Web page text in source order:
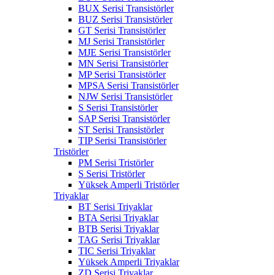
BUX Serisi Transistörler
BUZ Serisi Transistörler
GT Serisi Transistörler
MJ Serisi Transistörler
MJE Serisi Transistörler
MN Serisi Transistörler
MP Serisi Transistörler
MPSA Serisi Transistörler
NJW Serisi Transistörler
S Serisi Transistörler
SAP Serisi Transistörler
ST Serisi Transistörler
TIP Serisi Transistörler
Tristörler
PM Serisi Tristörler
S Serisi Tristörler
Yüksek Amperli Tristörler
Triyaklar
BT Serisi Triyaklar
BTA Serisi Triyaklar
BTB Serisi Triyaklar
TAG Serisi Triyaklar
TIC Serisi Triyaklar
Yüksek Amperli Triyaklar
ZD Serisi Triyaklar